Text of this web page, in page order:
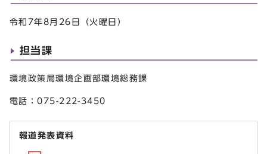
令和7年8月26日（火曜日）
担当課
環境政策局環境企画部環境総務課
電話：075-222-3450
報道発表資料